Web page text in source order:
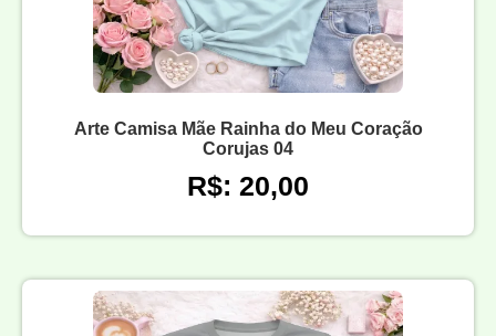
Arte Camisa Mãe Rainha do Meu Coração
Corujas 04
R$: 20,00